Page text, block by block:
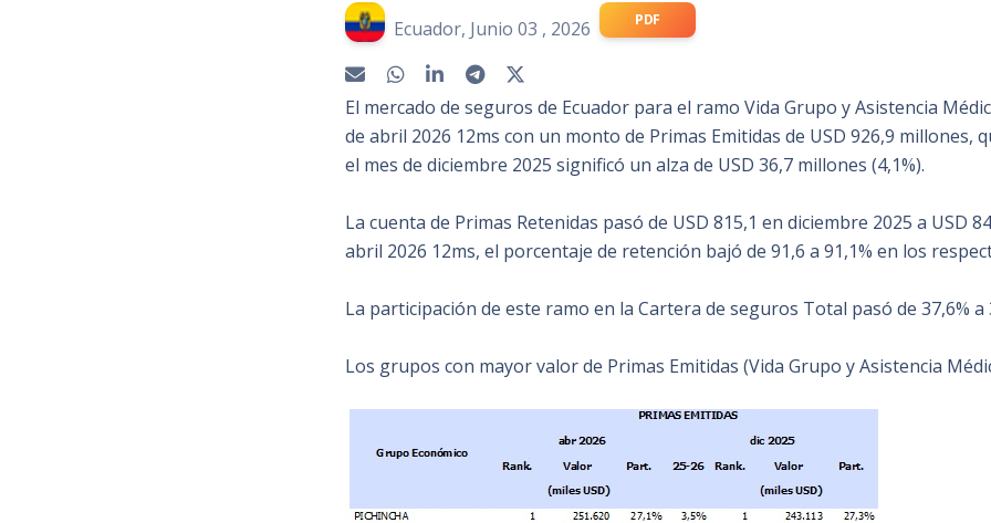
Ecuador, Junio 03 , 2026 PDF
El mercado de seguros de Ecuador para el ramo Vida Grupo y Asistencia
de abril 2026 12ms con un monto de Primas Emitidas de USD 926,9 millones,
el mes de diciembre 2025 significó un alza de USD 36,7 millones (4,1%).
La cuenta de Primas Retenidas pasó de USD 815,1 en diciembre 2025 a USD
abril 2026 12ms, el porcentaje de retención bajó de 91,6 a 91,1% en los
La participación de este ramo en la Cartera de seguros Total pasó de 37,6% a
Los grupos con mayor valor de Primas Emitidas (Vida Grupo y Asistencia